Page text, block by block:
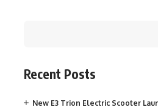
Recent Posts
New E3 Trion Electric Scooter